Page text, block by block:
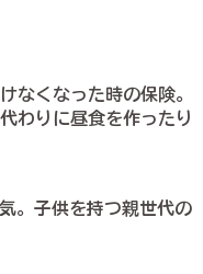
なくなった時の保険。
わりに昼食を作ったり
。子供を持つ親世代の